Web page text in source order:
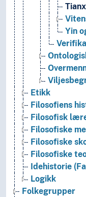
Yin
Etikk
Filosofiens
Filosofisk
Filosofiske
Filosofiske
Filosofiske
Idehistorie
Logikk
Folkegrupper